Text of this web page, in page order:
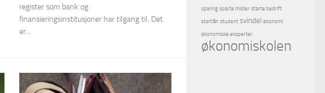
register som bank og
finansieringsinstitusjoner har tilgang til. Det
er...
sparing sparte midler starte bedrift
startlån student svindel økonomi
økonomiske eksperter
økonomiskolen